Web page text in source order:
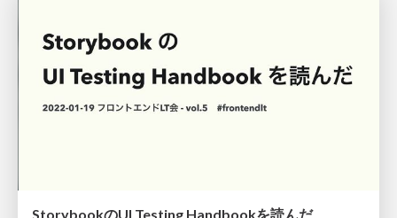
StorybookのUI Testing Handbookを読んだ